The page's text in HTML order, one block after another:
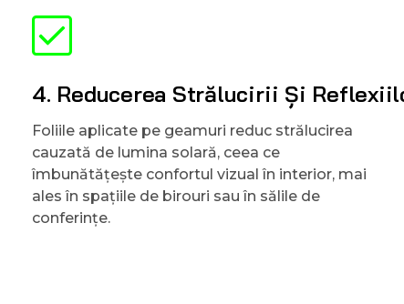
4. Reducerea Strălucirii Și
Foliile aplicate pe geamuri reduc strălucirea
cauzată de lumina solară, ceea ce
îmbunătățește confortul vizual în interior, mai
ales în spațiile de birouri sau în sălile de
conferințe.